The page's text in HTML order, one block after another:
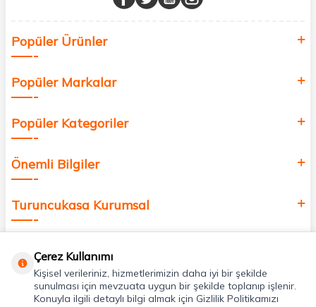
Sağlık, güzellik ve iyi yaşam için aradığınız her şey burada!
değer katmak için bize katılın!
Popüler Ürünler
Popüler Markalar
Popüler Kategoriler
Önemli Bilgiler
Turuncukasa Kurumsal
Uygulamalarımız
Çerez Kullanımı
Kişisel verileriniz, hizmetlerimizin daha iyi bir şekilde
sunulması için mevzuata uygun bir şekilde toplanıp işlenir.
Konuyla ilgili detaylı bilgi almak için Gizlilik Politikamızı